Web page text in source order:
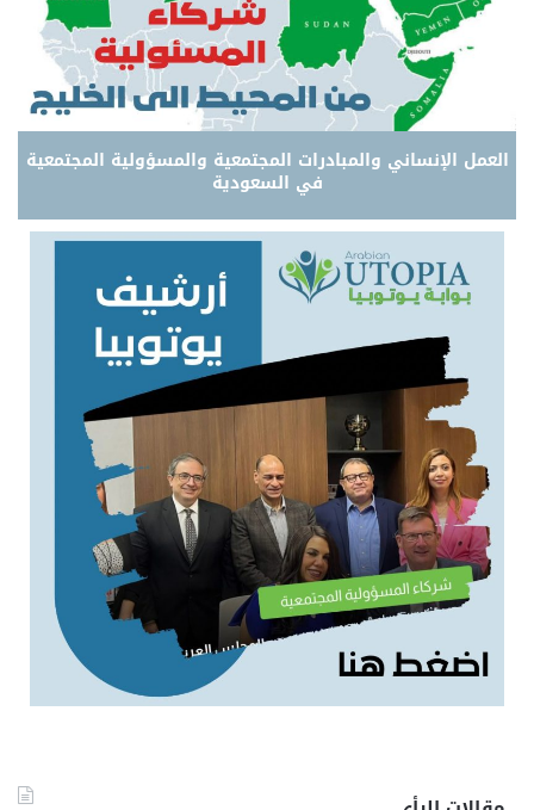
العمل الإنساني والمبادرات المجتمعية والمسؤولية المجتمعية
في السعودية